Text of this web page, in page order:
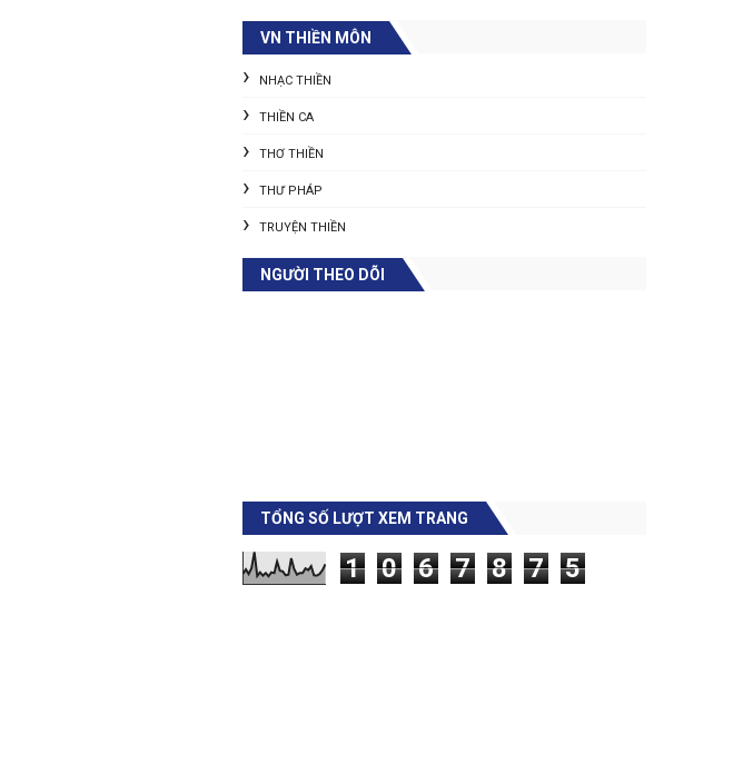
VN THIỀN MÔN
NHẠC THIỀN
THIỀN CA
THƠ THIỀN
THƯ PHÁP
TRUYỆN THIỀN
NGƯỜI THEO DÕI
TỔNG SỐ LƯỢT XEM TRANG
1 0 6 7 8 7 5